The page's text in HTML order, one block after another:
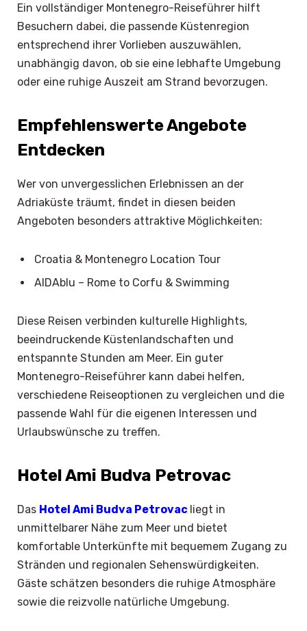
Ein vollständiger Montenegro-Reiseführer hilft
Besuchern dabei, die passende Küstenregion
entsprechend ihrer Vorlieben auszuwählen,
unabhängig davon, ob sie eine lebhafte Umgebung
oder eine ruhige Auszeit am Strand bevorzugen.
Empfehlenswerte Angebote
Entdecken
Wer von unvergesslichen Erlebnissen an der
Adriaküste träumt, findet in diesen beiden
Angeboten besonders attraktive Möglichkeiten:
Croatia & Montenegro Location Tour
AIDAblu – Rome to Corfu & Swimming
Diese Reisen verbinden kulturelle Highlights,
beeindruckende Küstenlandschaften und
entspannte Stunden am Meer. Ein guter
Montenegro-Reiseführer kann dabei helfen,
verschiedene Reiseoptionen zu vergleichen und die
passende Wahl für die eigenen Interessen und
Urlaubswünsche zu treffen.
Hotel Ami Budva Petrovac
Das Hotel Ami Budva Petrovac liegt in
unmittelbarer Nähe zum Meer und bietet
komfortable Unterkünfte mit bequemem Zugang zu
Stränden und regionalen Sehenswürdigkeiten.
Gäste schätzen besonders die ruhige Atmosphäre
sowie die reizvolle natürliche Umgebung.